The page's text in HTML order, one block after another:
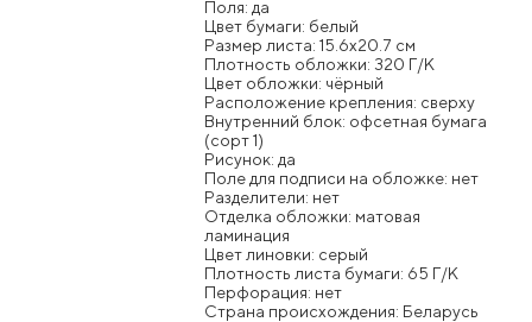
Поля: да
Цвет бумаги: белый
Размер листа: 15.6x20.7 см
Плотность обложки: 320 Г/К
Цвет обложки: чёрный
Расположение крепления: сверху
Внутренний блок: офсетная бумага
(сорт 1)
Рисунок: да
Поле для подписи на обложке: нет
Разделители: нет
Отделка обложки: матовая
ламинация
Цвет линовки: серый
Плотность листа бумаги: 65 Г/К
Перфорация: нет
Страна происхождения: Беларусь